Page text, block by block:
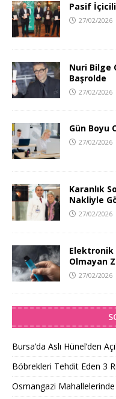
Pasif
27/02/2026
Nuri Bilge
Başrolde
27/02/2026
Gün Boyu
27/02/2026
Karanlık
Nakliyle
27/02/2026
Elektronik
Olmayan
27/02/2026
Bursa’da Aslı Hünel’den
Böbrekleri Tehdit Eden 3
Osmangazi Mahallelerinde